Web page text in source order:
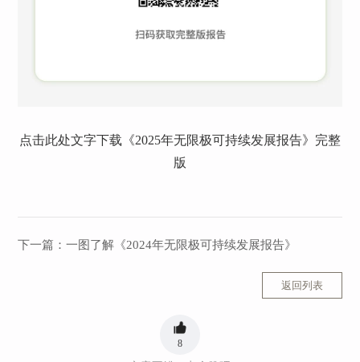
点击此处文字下载《2025年无限极可持续发展报告》完整
版
下一篇：一图了解《2024年无限极可持续发展报告》
返回列表
8